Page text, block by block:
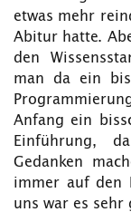
etwas mehr
Abitur hatte.
den
man da ein
Anfang ein
Einführung,
Gedanken
immer auf den
uns war es sehr